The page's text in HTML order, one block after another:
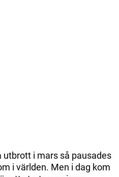
i mars så pausades
i världen. Men i dag kom